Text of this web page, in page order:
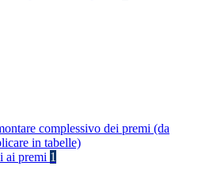
complessivo dei premi (da
in tabelle)
ai premi 1